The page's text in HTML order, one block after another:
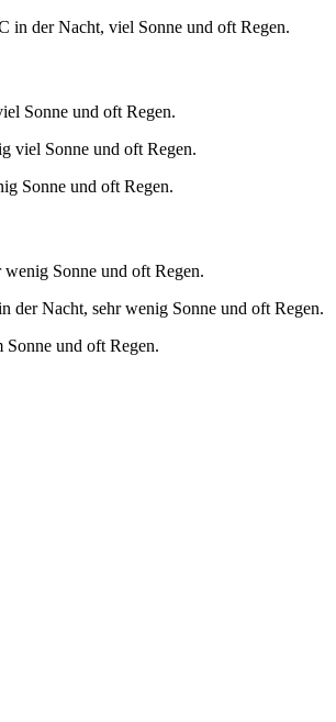
in der Nacht, viel Sonne und oft Regen.
Sonne und oft Regen.
viel Sonne und oft Regen.
Sonne und oft Regen.
wenig Sonne und oft Regen.
der Nacht, sehr wenig Sonne und oft Regen.
Sonne und oft Regen.